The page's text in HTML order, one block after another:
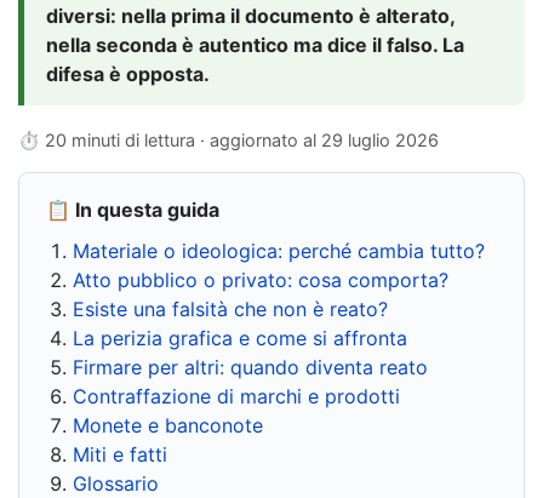
diversi: nella prima il documento è alterato,
nella seconda è autentico ma dice il falso. La
difesa è opposta.
⏱ 20 minuti di lettura · aggiornato al 29 luglio 2026
📋 In questa guida
Materiale o ideologica: perché cambia tutto?
Atto pubblico o privato: cosa comporta?
Esiste una falsità che non è reato?
La perizia grafica e come si affronta
Firmare per altri: quando diventa reato
Contraffazione di marchi e prodotti
Monete e banconote
Miti e fatti
Glossario